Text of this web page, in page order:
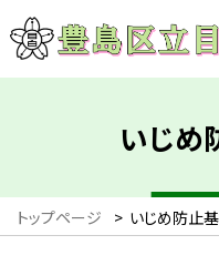
いじめ
トップページ > いじめ防止